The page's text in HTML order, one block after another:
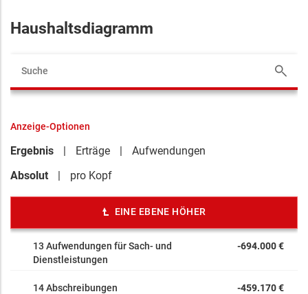
Haushaltsdiagramm
Anzeige-Optionen
Ergebnis Erträge
Aufwendungen
Absolut
pro Kopf
EINE EBENE HÖHER
13 Aufwendungen für Sach- und
Dienstleistungen
-694.000 €
14 Abschreibungen -459.170 €